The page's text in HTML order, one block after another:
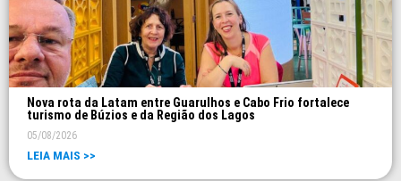
Nova rota da Latam entre Guarulhos e Cabo Frio fortalece
turismo de Búzios e da Região dos Lagos
05/08/2026
LEIA MAIS >>